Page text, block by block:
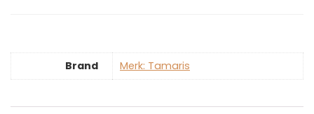
Brand Merk: Tamaris